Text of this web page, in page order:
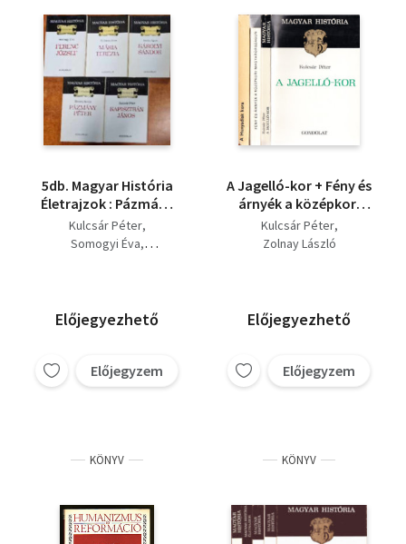
5db. Magyar História
Életrajzok : Pázmány
Péter + Kapisztrán
János + Károlyi
Kulcsár Péter
Somogyi Éva
Előjegyezhető
Előjegyzem
A Jagelló-kor + Fény és
árnyék a középkori
Magyarországon + A
Hunyadiak kora (3 db)
Kulcsár Péter
Zolnay László
Előjegyezhető
Előjegyzem
KÖNYV KÖNYV